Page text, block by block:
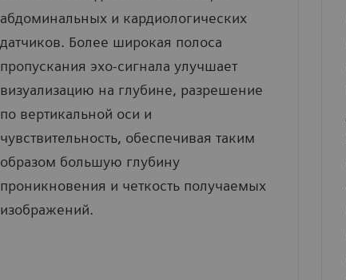
абдоминальных и кардиологических
датчиков. Более широкая полоса
пропускания эхо-сигнала улучшает
визуализацию на глубине, разрешение
по вертикальной оси и
чувствительность, обеспечивая таким
образом большую глубину
проникновения и четкость получаемых
изображений.